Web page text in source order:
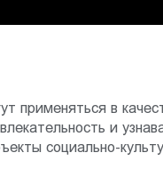
применяться в
и
социально-